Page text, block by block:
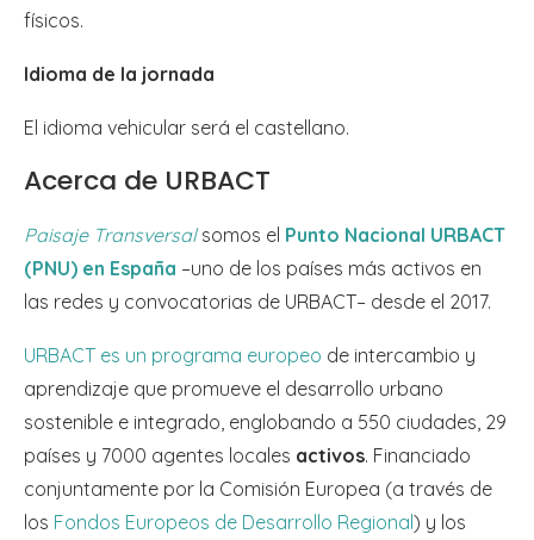
físicos.
Idioma de la jornada
El idioma vehicular será el castellano.
Acerca de URBACT
Paisaje Transversalsomos el Punto Nacional URBACT
(PNU) en España –uno de los países más activos en
las redes y convocatorias de URBACT– desde el 2017.
URBACT es un programa europeo de intercambio y
aprendizaje que promueve el desarrollo urbano
sostenible e integrado, englobando a 550 ciudades, 29
países y 7000 agentes locales activos. Financiado
conjuntamente por la Comisión Europea (a través de
los Fondos Europeos de Desarrollo Regional) y los